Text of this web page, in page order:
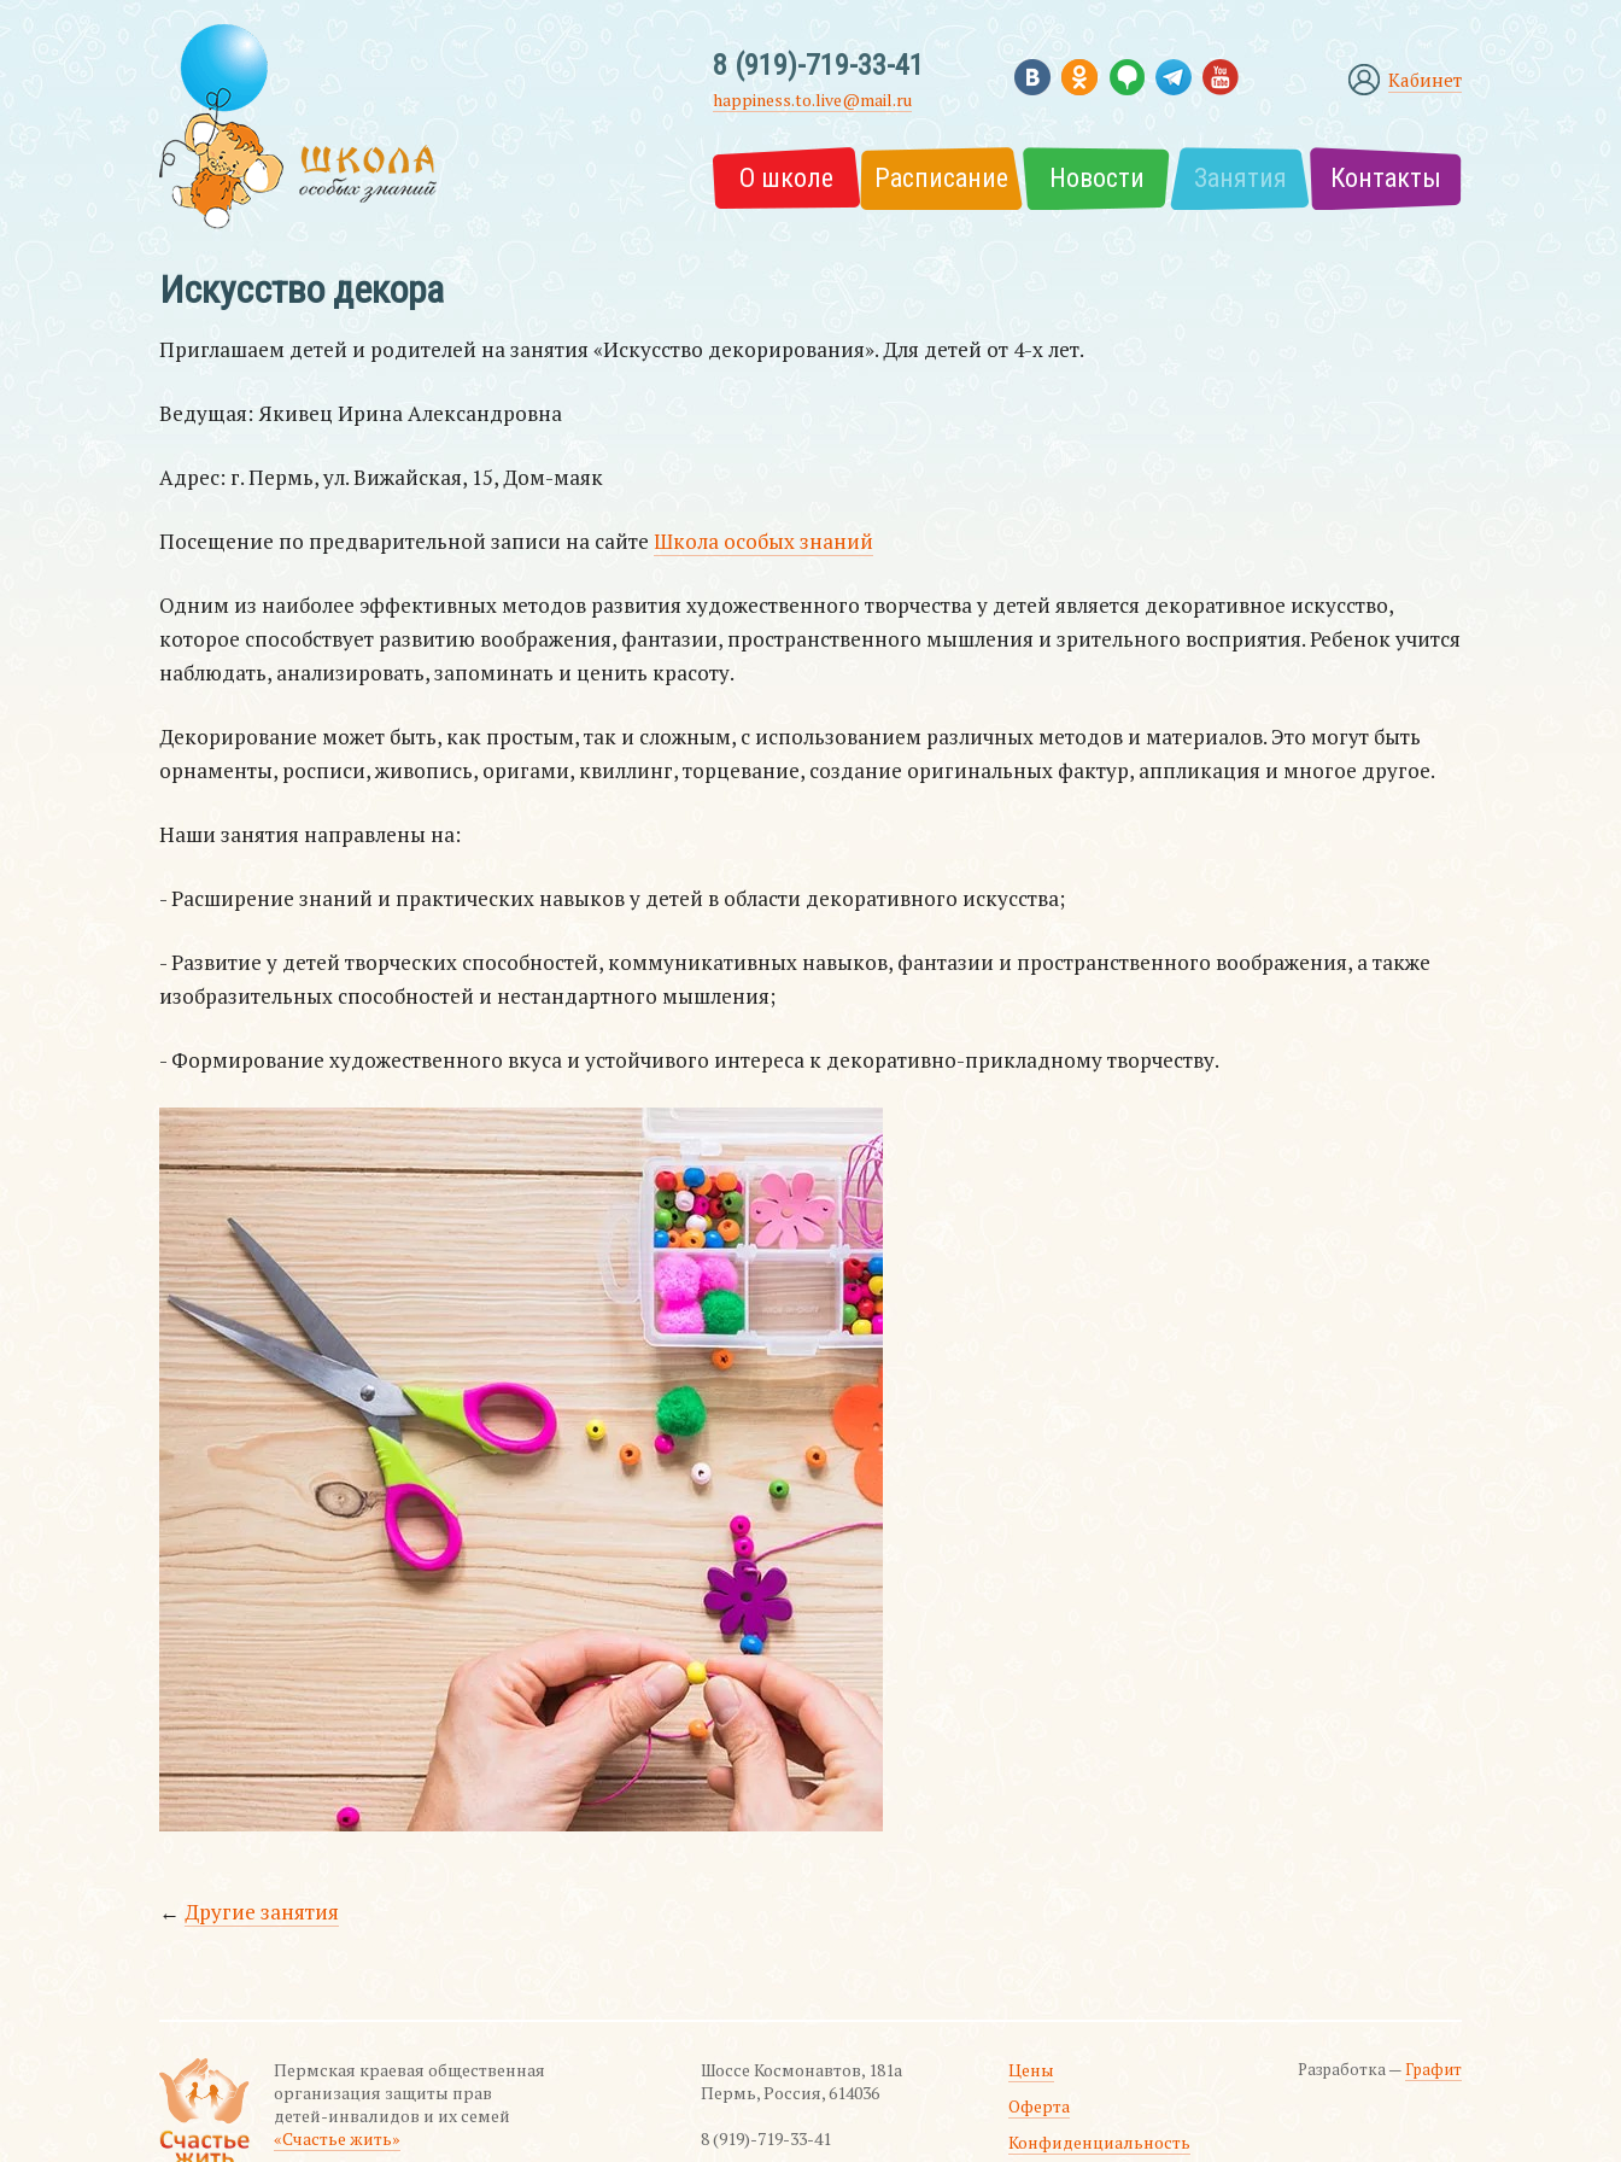
8 (919)-719-33-41
happiness.to.live@mail.ru
Кабинет
О школе Расписание Новости Занятия Контакты
Искусство декора
Приглашаем детей и родителей на занятия «Искусство декорирования». Для детей от 4-х лет.
Ведущая: Якивец Ирина Александровна
Адрес: г. Пермь, ул. Вижайская, 15, Дом-маяк
Посещение по предварительной записи на сайте Школа особых знаний
Одним из наиболее эффективных методов развития художественного творчества у детей является декоративное искусство,
которое способствует развитию воображения, фантазии, пространственного мышления и зрительного восприятия. Ребенок учится
наблюдать, анализировать, запоминать и ценить красоту.
Декорирование может быть, как простым, так и сложным, с использованием различных методов и материалов. Это могут быть
орнаменты, росписи, живопись, оригами, квиллинг, торцевание, создание оригинальных фактур, аппликация и многое другое.
Наши занятия направлены на:
- Расширение знаний и практических навыков у детей в области декоративного искусства;
- Развитие у детей творческих способностей, коммуникативных навыков, фантазии и пространственного воображения, а также
изобразительных способностей и нестандартного мышления;
- Формирование художественного вкуса и устойчивого интереса к декоративно-прикладному творчеству.
← Другие занятия
Пермская краевая общественная
организация защиты прав
детей-инвалидов и их семей
«Счастье жить»
Шоссе Космонавтов, 181а
Пермь, Россия, 614036
8 (919)-719-33-41
Цены
Оферта
Конфиденциальность
Разработка —Графит